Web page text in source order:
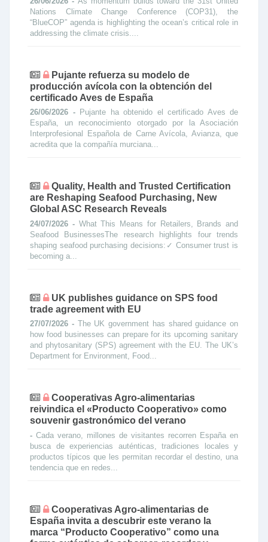
Nations Climate Change Conference (COP31), the
“BlueCOP” agenda is highlighting the ocean’s critical role in
addressing the climate crisis....
Pujante refuerza su modelo de
producción avícola con la obtención del
certificado Aves de España
26/06/2026 - Pujante ha obtenido el certificado Aves de
España, un reconocimiento otorgado por la Asociación
Interprofesional Española de Carne Avícola, Avianza, que
acredita que la compañía murciana...
Quality, Health and Trusted Certification
are Reshaping Seafood Purchasing, New
Global ASC Research Reveals
24/07/2026 - What This Means for Retailers, Brands and
Seafood BusinessesThe research highlights four trends
shaping seafood purchasing decisions:✓ Consumer trust is
becoming a...
UK publishes guidance on SPS food
trade agreement with EU
27/07/2026 - The UK government has shared guidance on
how food businesses can prepare for its upcoming sanitary
and phytosanitary (SPS) agreement with the EU. The UK’s
Department for Environment, Food...
Cooperativas Agro-alimentarias
reivindica el «Producto Cooperativo» como
souvenir gastronómico del verano
- Cada verano, millones de visitantes recorren España en
busca de experiencias auténticas, tradiciones locales y
productos típicos que les permitan recordar el destino, una
tendencia que en redes...
Cooperativas Agro-alimentarias de
España invita a descubrir este verano la
marca “Producto Cooperativo” como una